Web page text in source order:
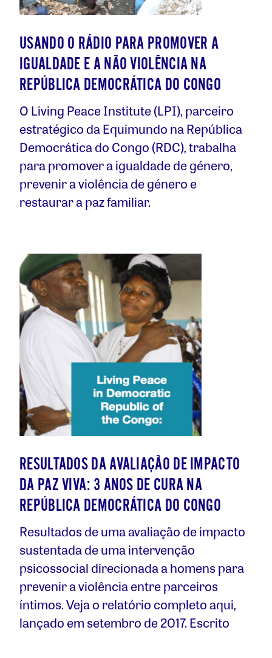
USANDO O RÁDIO PARA PROMOVER A
IGUALDADE E A NÃO VIOLÊNCIA NA
REPÚBLICA DEMOCRÁTICA DO CONGO
O Living Peace Institute (LPI), parceiro
estratégico da Equimundo na República
Democrática do Congo (RDC), trabalha
para promover a igualdade de género,
prevenir a violência de género e
restaurar a paz familiar.
RESULTADOS DA AVALIAÇÃO DE IMPACTO
DA PAZ VIVA: 3 ANOS DE CURA NA
REPÚBLICA DEMOCRÁTICA DO CONGO
Resultados de uma avaliação de impacto
sustentada de uma intervenção
psicossocial direcionada a homens para
prevenir a violência entre parceiros
íntimos. Veja o relatório completo aqui,
lançado em setembro de 2017. Escrito